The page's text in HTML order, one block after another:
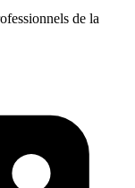
de la